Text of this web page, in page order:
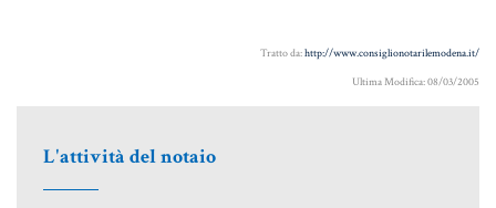
ANTIRICICLAGGIO
Tratto da:http://www.consiglionotarilemodena.it/
Ultima Modifica: 08/03/2005
L'attività del notaio